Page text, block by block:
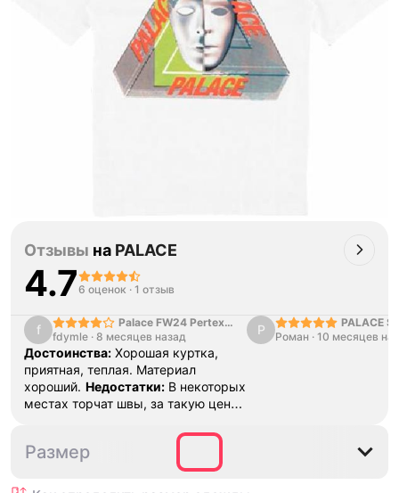
Отзывы на PALACE
4.76 оценок · 1 отзыв
f
Palace FW24 Pertex
Opaque Balaclava
Puffa Black
fdymle · 8 месяцев назад
Достоинства: Хорошая куртка,
приятная, теплая. Материал
хороший. Недостатки: В некоторых
местах торчат швы, за такую цену
Р
PALACE
Роман · 10 месяцев
Размер